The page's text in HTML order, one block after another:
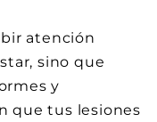
atención
sino que
y
que tus lesiones